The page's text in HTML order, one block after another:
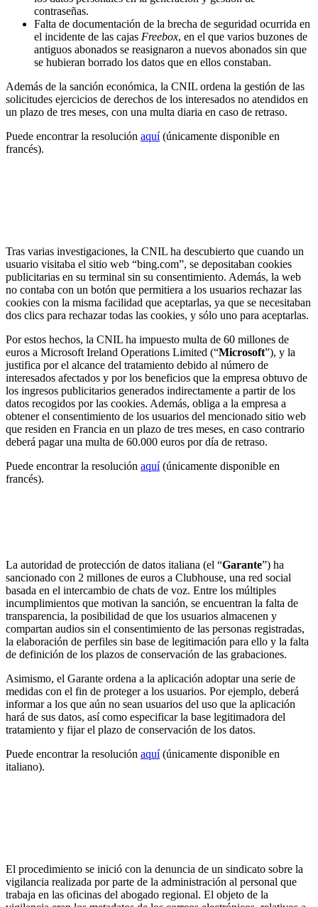
contraseñas.
Falta de documentación de la brecha de seguridad ocurrida en
el incidente de las cajas Freebox, en el que varios buzones de
antiguos abonados se reasignaron a nuevos abonados sin que
se hubieran borrado los datos que en ellos constaban.
Además de la sanción económica, la CNIL ordena la gestión de las
solicitudes ejercicios de derechos de los interesados no atendidos en
un plazo de tres meses, con una multa diaria en caso de retraso.
Puede encontrar la resolución aquí(únicamente disponible en
francés).
Tras varias investigaciones, la CNIL ha descubierto que cuando un
usuario visitaba el sitio web “bing.com”, se depositaban cookies
publicitarias en su terminal sin su consentimiento. Además, la web
no contaba con un botón que permitiera a los usuarios rechazar las
cookies con la misma facilidad que aceptarlas, ya que se necesitaban
dos clics para rechazar todas las cookies, y sólo uno para aceptarlas.
Por estos hechos, la CNIL ha impuesto multa de 60 millones de
euros a Microsoft Ireland Operations Limited (“Microsoft”), y la
justifica por el alcance del tratamiento debido al número de
interesados afectados y por los beneficios que la empresa obtuvo de
los ingresos publicitarios generados indirectamente a partir de los
datos recogidos por las cookies. Además, obliga a la empresa a
obtener el consentimiento de los usuarios del mencionado sitio web
que residen en Francia en un plazo de tres meses, en caso contrario
deberá pagar una multa de 60.000 euros por día de retraso.
Puede encontrar la resolución aquí(únicamente disponible en
francés).
La autoridad de protección de datos italiana (el “Garante”) ha
sancionado con 2 millones de euros a Clubhouse, una red social
basada en el intercambio de chats de voz. Entre los múltiples
incumplimientos que motivan la sanción, se encuentran la falta de
transparencia, la posibilidad de que los usuarios almacenen y
compartan audios sin el consentimiento de las personas registradas,
la elaboración de perfiles sin base de legitimación para ello y la falta
de definición de los plazos de conservación de las grabaciones.
Asimismo, el Garante ordena a la aplicación adoptar una serie de
medidas con el fin de proteger a los usuarios. Por ejemplo, deberá
informar a los que aún no sean usuarios del uso que la aplicación
hará de sus datos, así como especificar la base legitimadora del
tratamiento y fijar el plazo de conservación de los datos.
Puede encontrar la resolución aquí(únicamente disponible en
italiano).
El procedimiento se inició con la denuncia de un sindicato sobre la
vigilancia realizada por parte de la administración al personal que
trabaja en las oficinas del abogado regional. El objeto de la